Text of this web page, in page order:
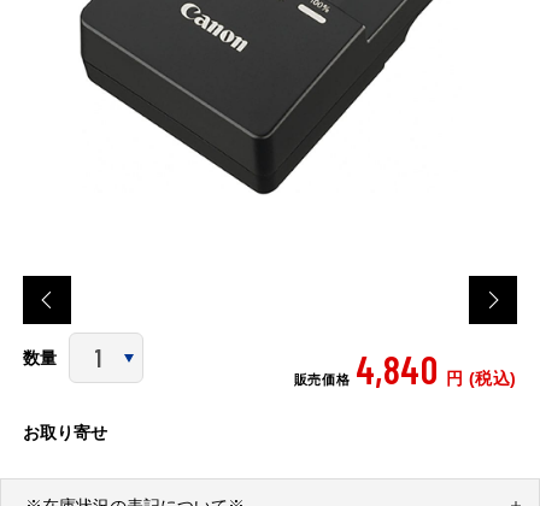
数量
販売価格 4,840 円 (税込)
お取り寄せ